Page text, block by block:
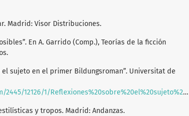
Madrid: Visor Distribuciones.
En A. Garrido (Comp.), Teorías de la ficción
el sujeto en el primer Bildungsroman”. Universitat de
y tropos. Madrid: Andanzas.